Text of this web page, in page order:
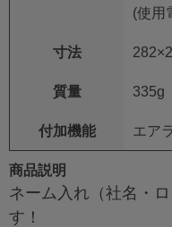
(使用
寸法
質量 335g
付加機能 エア
商品説明
ネーム入れ（社名・
す！